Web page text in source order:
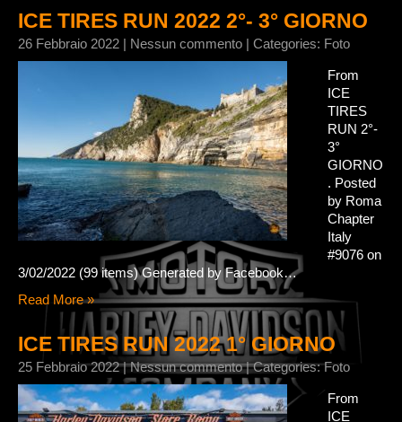
ICE TIRES RUN 2022 2°- 3° GIORNO
26 Febbraio 2022 | Nessun commento | Categories: Foto
From
ICE
TIRES
RUN 2°-
3°
GIORNO
. Posted
by Roma
Chapter
Italy
#9076 on
3/02/2022 (99 items) Generated by Facebook…
Read More »
ICE TIRES RUN 2022 1° GIORNO
25 Febbraio 2022 |Nessun commento | Categories:Foto
From
ICE